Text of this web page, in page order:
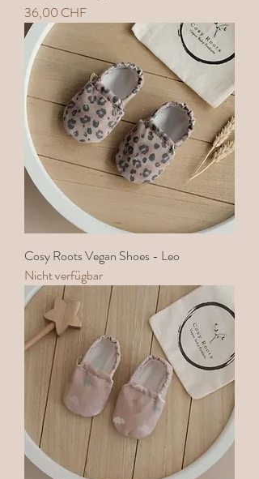
Preis
36,00 CHF
Cosy Roots Vegan Shoes - Leo
Nicht verfügbar